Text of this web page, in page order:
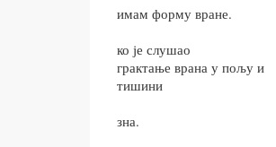
имам форму вране.
ко је слушао
грактање врана у пољу и
тишини
зна.